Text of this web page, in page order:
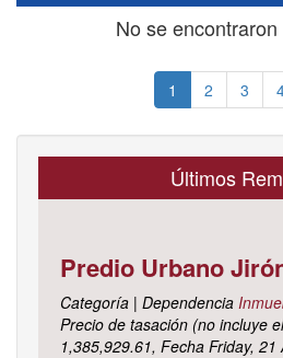
No se
1 (current)
2 3
Últimos
Categoría | Dependencia
Precio de tasación (no incluye
1,385,929.61, Fecha Friday, 21